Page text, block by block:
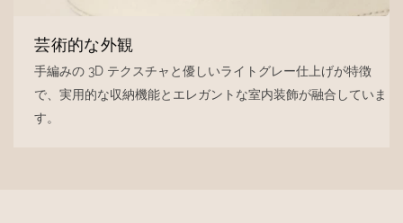
芸術的な外観
手編みの 3D テクスチャと優しいライトグレー仕上げが特徴
で、実用的な収納機能とエレガントな室内装飾が融合していま
す。